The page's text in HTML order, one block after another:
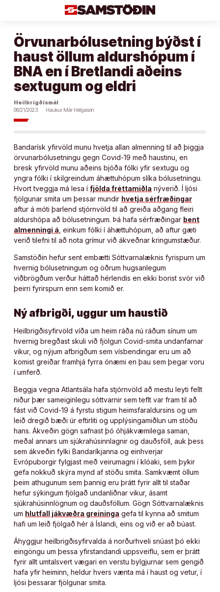
Örvunarbólusetning býðst í
haust öllum aldurshópum í
BNA en í Bretlandi aðeins
sextugum og eldri
Heilbrigðismál
08/21/2023
Haukur Már Helgason
Bandarísk yfirvöld munu hvetja allan almenning til að þiggja
örvunarbólusetningu gegn Covid-19 með haustinu, en
bresk yfirvöld munu aðeins bjóða fólki yfir sextugu og
yngra fólki í skilgreindum áhættuhópum slíka bólusetningu.
Hvort tveggja má lesa í fjölda fréttamiðla nýverið. Í ljósi
fjölgunar smita um þessar mundir hvetja sérfræðingar
aftur á móti þarlend stjórnvöld til að greiða aðgang fleiri
aldurshópa að bólusetningum. Þá hafa sérfræðingar bent
almenningi á , einkum fólki í áhættuhópum, að aftur gæti
verið tilefni til að nota grímur við ákveðnar kringumstæður.
Samstöðin hefur sent embætti Sóttvarnalæknis fyrispurn um
hvernig bólusetningum og öðrum hugsanlegum
viðbrögðum verður háttað hérlendis en ekki borist svör við
þeirri fyrirspurn enn sem komið er.
Ný afbrigði, uggur um haustið
Heilbrigðisyfirvöld víða um heim ráða nú ráðum sínum um
hvernig bregðast skuli við fjölgun Covid-smita undanfarnar
vikur, og nýjum afbrigðum sem vísbendingar eru um að
komist greiðar framhjá fyrra ónæmi en þau sem þegar voru
í umferð.
Beggja vegna Atlantsála hafa stjórnvöld að mestu leyti fellt
niður þær sameiginlegu sóttvarnir sem teflt var fram til að
fást við Covid-19 á fyrstu stigum heimsfaraldursins og um
leið dregið bæði úr eftirliti og upplýsingamiðlun um stöðu
hans. Ákveðin gögn safnast þó óhjákvæmilega saman,
meðal annars um sjúkrahúsinnlagnir og dauðsföll, auk þess
sem ákveðin fylki Bandaríkjanna og einhverjar
Evrópuborgir fylgjast með veirumagni í klóaki, sem þykir
gefa nokkuð skýra mynd af stöðu smita. Samkvæmt öllum
þeim athugunum sem þannig eru þrátt fyrir allt til staðar
hefur sýkingum fjölgað undanliðnar vikur, ásamt
sjúkrahúsinnlögnum og dauðsföllum. Gögn Sóttvarnalæknis
um hlutfall jákvæðra greininga gefa til kynna að smitum
hafi um leið fjölgað hér á Íslandi, eins og við er að búast.
Áhyggjur heilbrigðisyfirvalda á norðurhveli snúast þó ekki
eingöngu um þessa yfirstandandi uppsveiflu, sem er þrátt
fyrir allt umtalsvert vægari en verstu bylgjurnar sem gengið
hafa yfir heiminn, heldur hvers vænta má í haust og vetur, í
ljósi þessarar fjölgunar smita.